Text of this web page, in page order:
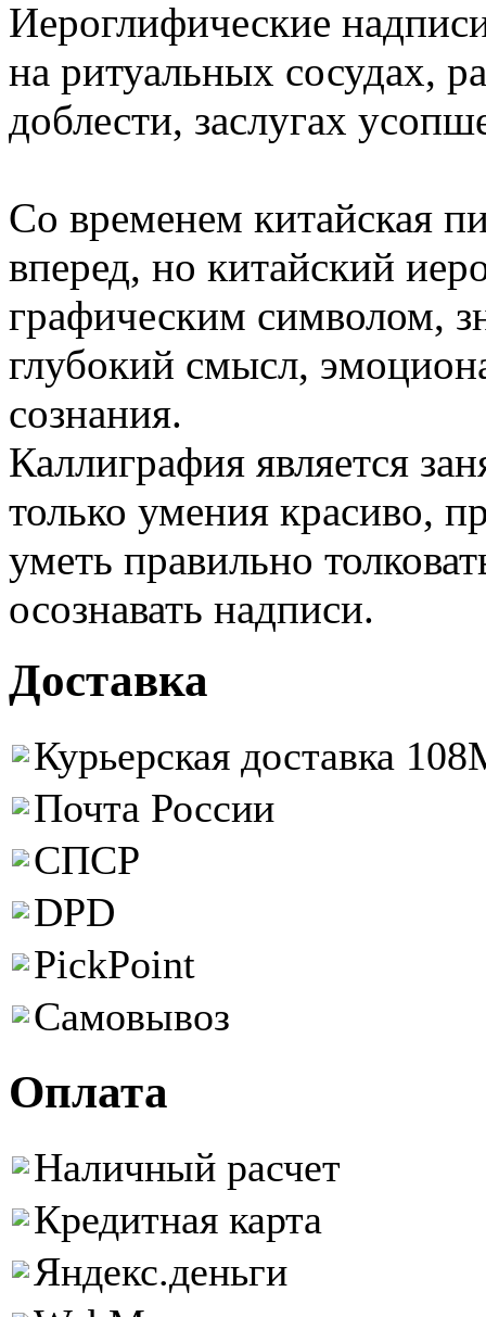
Иероглифические
на ритуальных сосудах,
доблести, заслугах
Со временем китайская
вперед, но китайский
графическим символом,
глубокий смысл,
сознания.
Каллиграфия является
только умения красиво,
уметь правильно
осознавать надписи.
Доставка
Курьерская доставка
Почта России
СПСР
DPD
PickPoint
Самовывоз
Оплата
Наличный расчет
Кредитная карта
Яндекс.деньги